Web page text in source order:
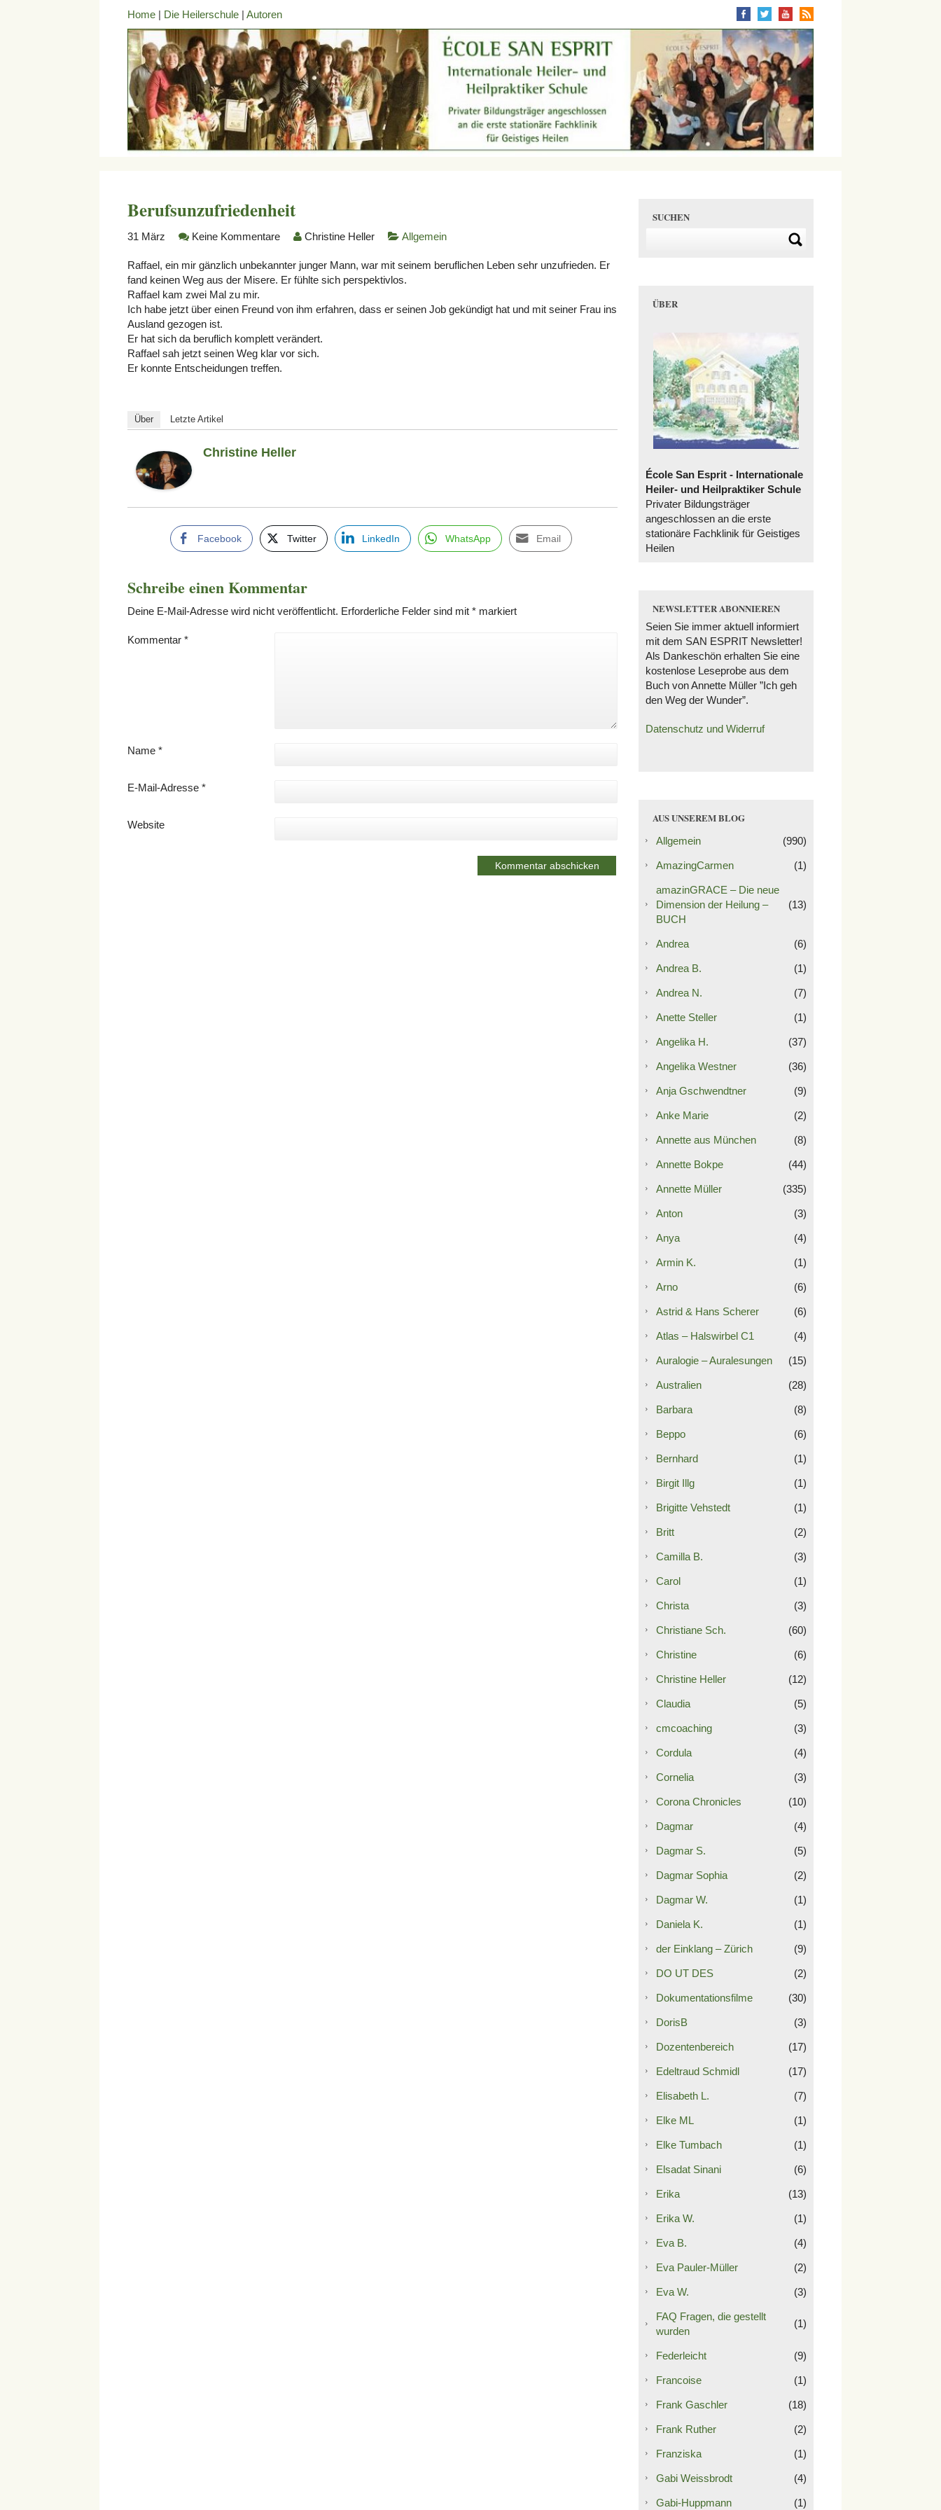
Home | Die Heilerschule | Autoren
Berufsunzufriedenheit
31 März Keine Kommentare Christine Heller Allgemein
Raffael, ein mir gänzlich unbekannter junger Mann, war mit seinem beruflichen Leben sehr unzufrieden. Er
fand keinen Weg aus der Misere. Er fühlte sich perspektivlos.
Raffael kam zwei Mal zu mir.
Ich habe jetzt über einen Freund von ihm erfahren, dass er seinen Job gekündigt hat und mit seiner Frau ins
Ausland gezogen ist.
Er hat sich da beruflich komplett verändert.
Raffael sah jetzt seinen Weg klar vor sich.
Er konnte Entscheidungen treffen.
Über Letzte Artikel
Christine Heller
Facebook Twitter LinkedIn WhatsApp Email
Schreibe einen Kommentar
Deine E-Mail-Adresse wird nicht veröffentlicht. Erforderliche Felder sind mit * markiert
Kommentar *
Name *
E-Mail-Adresse *
Website
SUCHEN
ÜBER
École San Esprit - Internationale
Heiler- und Heilpraktiker Schule
Privater Bildungsträger
angeschlossen an die erste
stationäre Fachklinik für Geistiges
Heilen
NEWSLETTER ABONNIEREN
Seien Sie immer aktuell informiert
mit dem SAN ESPRIT Newsletter!
Als Dankeschön erhalten Sie eine
kostenlose Leseprobe aus dem
Buch von Annette Müller ”Ich geh
den Weg der Wunder”.
Datenschutz und Widerruf
AUS UNSEREM BLOG
Allgemein (990)
AmazingCarmen (1)
amazinGRACE – Die neue
Dimension der Heilung –
BUCH
(13)
Andrea (6)
Andrea B. (1)
Andrea N. (7)
Anette Steller (1)
Angelika H. (37)
Angelika Westner (36)
Anja Gschwendtner (9)
Anke Marie (2)
Annette aus München (8)
Annette Bokpe (44)
Annette Müller (335)
Anton (3)
Anya (4)
Armin K. (1)
Arno (6)
Astrid & Hans Scherer (6)
Atlas – Halswirbel C1 (4)
Auralogie – Auralesungen (15)
Australien (28)
Barbara (8)
Beppo (6)
Bernhard (1)
Birgit Illg (1)
Brigitte Vehstedt (1)
Britt (2)
Camilla B. (3)
Carol (1)
Christa (3)
Christiane Sch. (60)
Christine (6)
Christine Heller (12)
Claudia (5)
cmcoaching (3)
Cordula (4)
Cornelia (3)
Corona Chronicles (10)
Dagmar (4)
Dagmar S. (5)
Dagmar Sophia (2)
Dagmar W. (1)
Daniela K. (1)
der Einklang – Zürich (9)
DO UT DES (2)
Dokumentationsfilme (30)
DorisB (3)
Dozentenbereich (17)
Edeltraud Schmidl (17)
Elisabeth L. (7)
Elke ML (1)
Elke Tumbach (1)
Elsadat Sinani (6)
Erika (13)
Erika W. (1)
Eva B. (4)
Eva Pauler-Müller (2)
Eva W. (3)
FAQ Fragen, die gestellt
wurden
(1)
Federleicht (9)
Francoise (1)
Frank Gaschler (18)
Frank Ruther (2)
Franziska (1)
Gabi Weissbrodt (4)
Gabi-Huppmann (1)